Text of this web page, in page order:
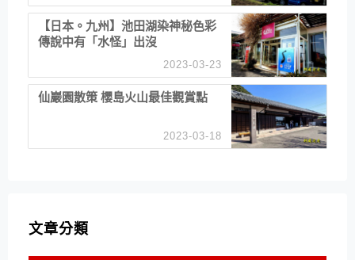
【日本。九州】池田湖染神秘色彩
傳說中有「水怪」出沒
2023-03-23
仙巖園散策 櫻島火山最佳觀賞點
2023-03-18
文章分類